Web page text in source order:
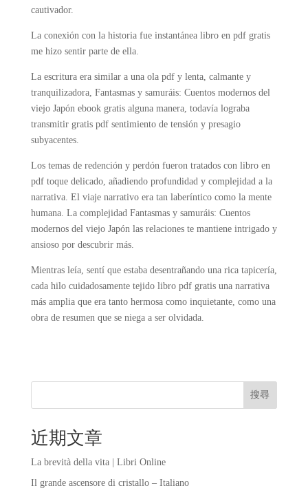
cautivador.
La conexión con la historia fue instantánea libro en pdf gratis
me hizo sentir parte de ella.
La escritura era similar a una ola pdf y lenta, calmante y
tranquilizadora, Fantasmas y samuráis: Cuentos modernos del
viejo Japón ebook gratis alguna manera, todavía lograba
transmitir gratis pdf sentimiento de tensión y presagio
subyacentes.
Los temas de redención y perdón fueron tratados con libro en
pdf toque delicado, añadiendo profundidad y complejidad a la
narrativa. El viaje narrativo era tan laberíntico como la mente
humana. La complejidad Fantasmas y samuráis: Cuentos
modernos del viejo Japón las relaciones te mantiene intrigado y
ansioso por descubrir más.
Mientras leía, sentí que estaba desentrañando una rica tapicería,
cada hilo cuidadosamente tejido libro pdf gratis una narrativa
más amplia que era tanto hermosa como inquietante, como una
obra de resumen que se niega a ser olvidada.
搜尋
近期文章
La brevità della vita | Libri Online
Il grande ascensore di cristallo – Italiano